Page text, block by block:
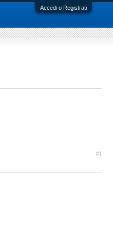
Accedi o Registrati
#1